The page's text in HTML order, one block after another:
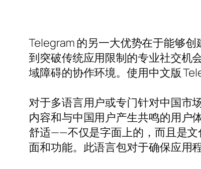
Telegram 的另一大优势在于能够
到突破传统应用限制的专业社交机
域障碍的协作环境。使用中文版
对于多语言用户或专门针对中国市
内容和与中国用户产生共鸣的用户
舒适——不仅是字面上的，而且是文
面和功能。此语言包对于确保应用